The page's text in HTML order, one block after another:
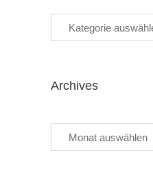
Archives